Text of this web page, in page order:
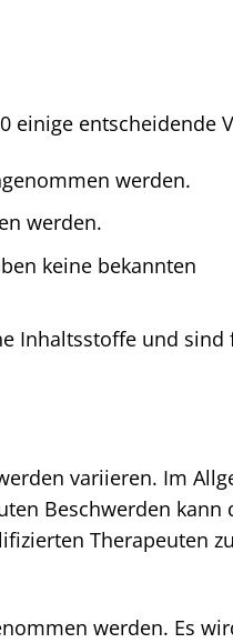
einige entscheidende
werden.
werden.
keine bekannten
Inhaltsstoffe und sind
variieren. Im
Beschwerden kann
Therapeuten zu
werden. Es